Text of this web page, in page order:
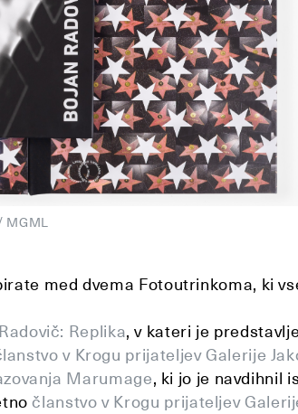
MGML
med dvema Fotoutrinkoma, ki
Replika, v kateri je
v Krogu prijateljev Galerije
Marumage, ki jo je navdihnil
članstvo v Krogu prijateljev